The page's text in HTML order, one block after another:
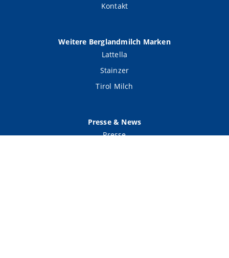
Kontakt
Weitere Berglandmilch Marken
Lattella
Stainzer
Tirol Milch
Presse & News
Presse